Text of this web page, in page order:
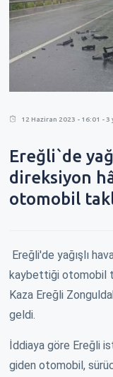
12 Haziran 2023 - 16:01 - 3
Ereğli`de
direksiyon
otomobil
Ereğli'de yağışlı
kaybettiği otomobil
Kaza Ereğli
geldi.
İddiaya göre Ereğli
giden otomobil,